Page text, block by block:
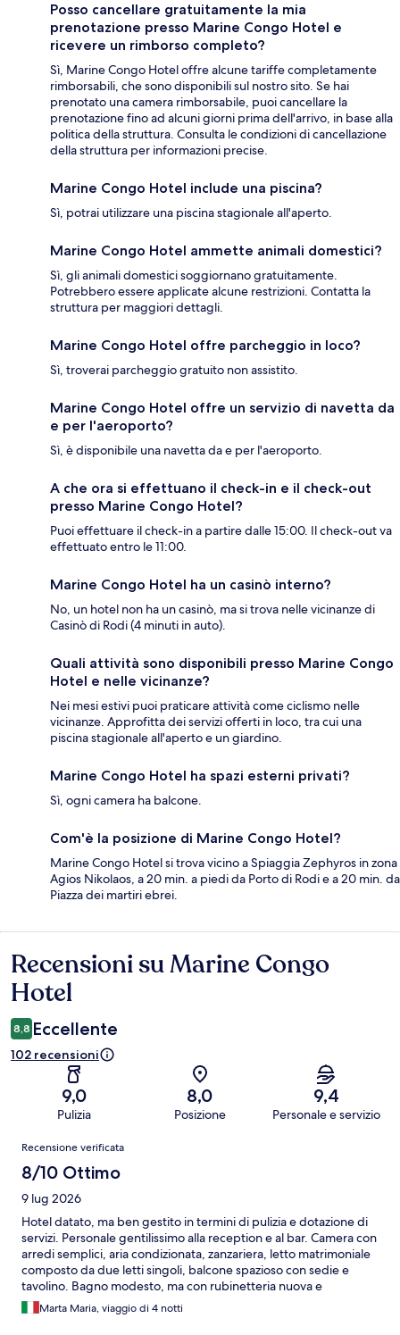
Posso cancellare gratuitamente la mia
prenotazione presso Marine Congo Hotel e
ricevere un rimborso completo?
Sì, Marine Congo Hotel offre alcune tariffe completamente
rimborsabili, che sono disponibili sul nostro sito. Se hai
prenotato una camera rimborsabile, puoi cancellare la
prenotazione fino ad alcuni giorni prima dell'arrivo, in base alla
politica della struttura. Consulta le condizioni di cancellazione
della struttura per informazioni precise.
Marine Congo Hotel include una piscina?
Sì, potrai utilizzare una piscina stagionale all'aperto.
Marine Congo Hotel ammette animali domestici?
Sì, gli animali domestici soggiornano gratuitamente.
Potrebbero essere applicate alcune restrizioni. Contatta la
struttura per maggiori dettagli.
Marine Congo Hotel offre parcheggio in loco?
Sì, troverai parcheggio gratuito non assistito.
Marine Congo Hotel offre un servizio di navetta da
e per l'aeroporto?
Sì, è disponibile una navetta da e per l'aeroporto.
A che ora si effettuano il check-in e il check-out
presso Marine Congo Hotel?
Puoi effettuare il check-in a partire dalle 15:00. Il check-out va
effettuato entro le 11:00.
Marine Congo Hotel ha un casinò interno?
No, un hotel non ha un casinò, ma si trova nelle vicinanze di
Casinò di Rodi (4 minuti in auto).
Quali attività sono disponibili presso Marine Congo
Hotel e nelle vicinanze?
Nei mesi estivi puoi praticare attività come ciclismo nelle
vicinanze. Approfitta dei servizi offerti in loco, tra cui una
piscina stagionale all'aperto e un giardino.
Marine Congo Hotel ha spazi esterni privati?
Sì, ogni camera ha balcone.
Com'è la posizione di Marine Congo Hotel?
Marine Congo Hotel si trova vicino a Spiaggia Zephyros in zona
Agios Nikolaos, a 20 min. a piedi da Porto di Rodi e a 20 min. da
Piazza dei martiri ebrei.
Recensioni
Recensioni su Marine Congo
Hotel
8,8 Eccellente
102 recensioni
9,0
Pulizia
8,0
Posizione
9,4
Personale e servizio
Recensioni
Recensione verificata
8/10 Ottimo
9 lug 2026
Hotel datato, ma ben gestito in termini di pulizia e dotazione di
servizi. Personale gentilissimo alla reception e al bar. Camera con
arredi semplici, aria condizionata, zanzariera, letto matrimoniale
composto da due letti singoli, balcone spazioso con sedie e
tavolino. Bagno modesto, ma con rubinetteria nuova e
funzionale. Piccola piscina esterna dove potersi rinfrescare.
Colazione abbastanza varia, ma non particolarmente ricca.
Marta Maria, viaggio di 4 notti